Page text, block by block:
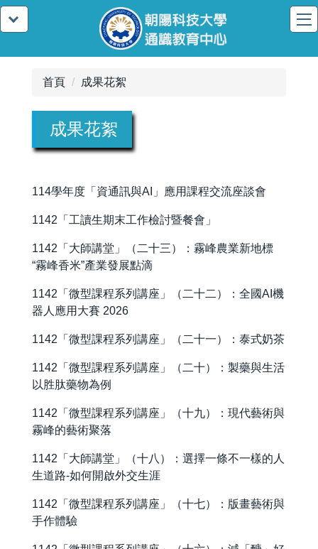
首頁 成果花絮
成果花絮
114學年度「資通訊與AI」應用課程交流座談會
1142「工讀生期末工作檢討暨餐會」
1142「大師講堂」（二十三）：霧峰農業新地標
“霧峰香米”產業發展點滴
1142「微型課程系列講座」（二十二）：全國AI機
器人應用大賽 2026
1142「微型課程系列講座」（二十一）：泰式奶茶
1142「微型課程系列講座」（二十）：製藥與生活
以胜肽藥物為例
1142「微型課程系列講座」（十九）：現代藝術與
霧峰的藝術聚落
1142「大師講堂」（十八）：選擇一條不一樣的人
生道路-如何開啟外交生涯
1142「微型課程系列講座」（十七）：版畫藝術與
手作體驗